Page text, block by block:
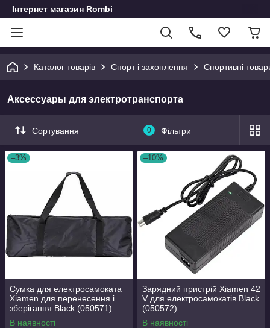
Інтернет магазин Rombi
Каталог товарів Спорт і захоплення Спортивні
Аксессуары для электротранспорта
Сортування 0 Фільтри
–3%
Сумка для електросамоката
Xiamen для перенесення і
зберігання Black (050571)
В наявності
–10%
Зарядний пристрій Xiamen 42
V для електросамокатів Black
(050572)
В наявності